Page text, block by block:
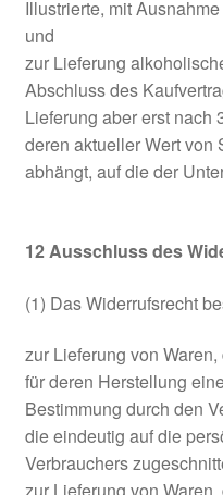
Illustrierte, mit
und
zur Lieferung
Abschluss des
Lieferung aber erst nach
deren aktueller Wert von
abhängt, auf die der
12Ausschluss des
(1) Das Widerrufsrecht
zur Lieferung von
für deren Herstellung
Bestimmung durch den
die eindeutig auf die
Verbrauchers